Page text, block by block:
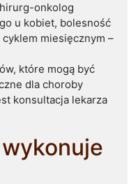
onkolog
u kobiet, bolesność
miesięcznym –
które mogą być
dla choroby
konsultacja lekarza